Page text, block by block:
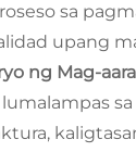
sa
upang
ng Mag-
at